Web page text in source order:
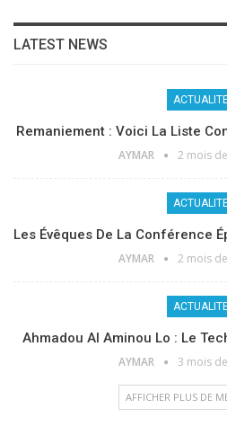
LATEST NEWS
Remaniement : Voici La Liste
AYMAR 2 mois
Les Évêques De La Conférence
AYMAR 2 mois
Ahmadou Al Aminou Lo : Le
AYMAR 3 mois
AFFICHER PLUS DE